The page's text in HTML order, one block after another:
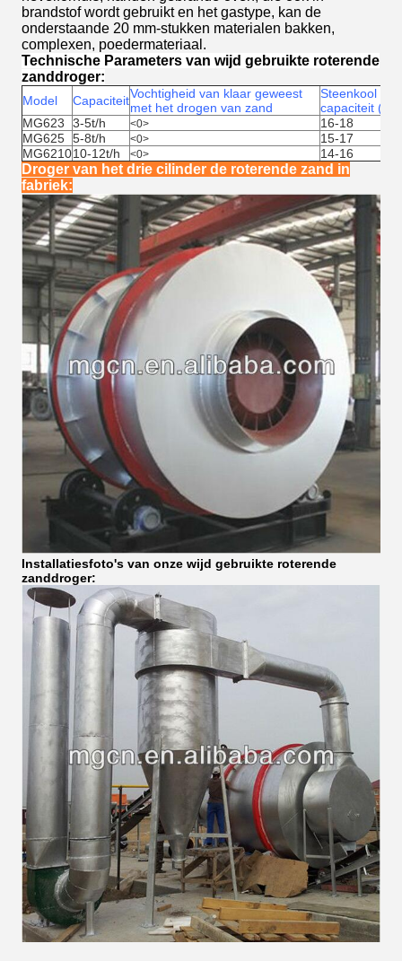
brandstof wordt gebruikt en het gastype, kan de
onderstaande 20 mm-stukken materialen bakken,
complexen, poedermateriaal.
Technische Parameters van wijd gebruikte roterende
zanddroger:
Model CapaciteitVochtigheid van klaar geweest
met het drogen van zand
Steenkool
capaciteit (kg/
MG623
3-5t/h <0>
16-18
MG625 5-8t/h <0>
15-17
MG621010-12t/h <0> 14-16
Droger van het drie cilinder de roterende zand in
fabriek:
Installatiesfoto's van onze wijd gebruikte roterende
zanddroger: